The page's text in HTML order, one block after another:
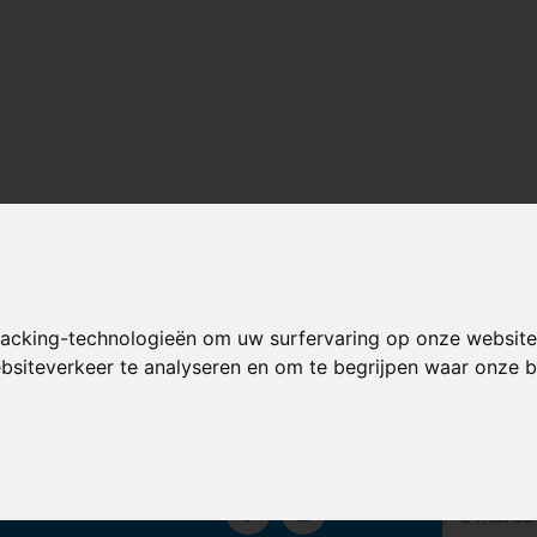
technologieën om uw surfervaring op onze
te analyseren en om te begrijpen waar onze
geven ons een 9,3/10 Gratis verzending in de Benelux
een 9,3